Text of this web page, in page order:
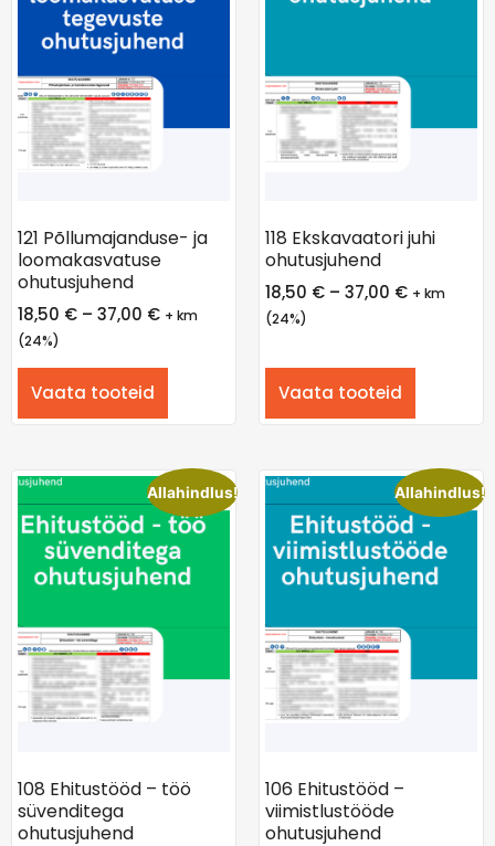
121 Põllumajanduse- ja
loomakasvatuse
ohutusjuhend
18,50 € – 37,00 € + km
(24%)
Vaata tooteid
118 Ekskavaatori juhi
ohutusjuhend
18,50 € – 37,00 € + km
(24%)
Vaata tooteid
Allahindlus!
108 Ehitustööd – töö
süvenditega
ohutusjuhend
Allahindlus!
106 Ehitustööd –
viimistlustööde
ohutusjuhend